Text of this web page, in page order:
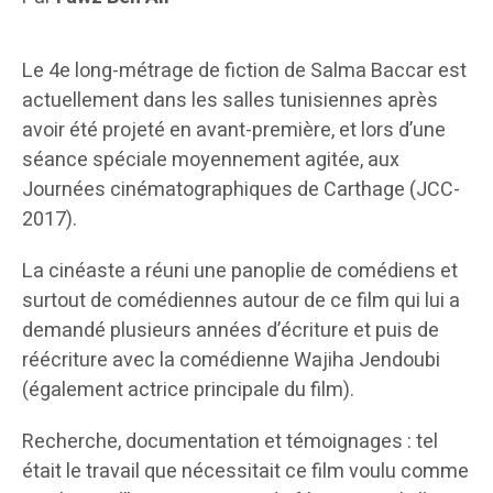
Le 4e long-métrage de fiction de Salma Baccar est
actuellement dans les salles tunisiennes après
avoir été projeté en avant-première, et lors d’une
séance spéciale moyennement agitée, aux
Journées cinématographiques de Carthage (JCC-
2017).
La cinéaste a réuni une panoplie de comédiens et
surtout de comédiennes autour de ce film qui lui a
demandé plusieurs années d’écriture et puis de
réécriture avec la comédienne Wajiha Jendoubi
(également actrice principale du film).
Recherche, documentation et témoignages : tel
était le travail que nécessitait ce film voulu comme